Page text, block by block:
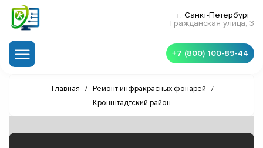
г. Санкт-Петербург
Гражданская улица, 3
+7 (800) 100-89-44
Главная / Ремонт инфракрасных фонарей
/
Кронштадтский район